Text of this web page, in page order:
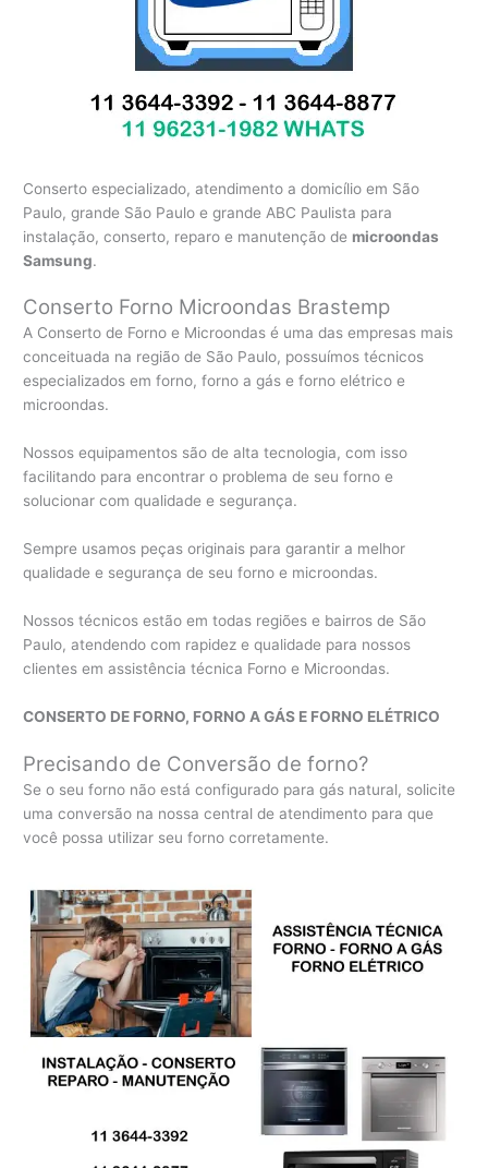
Conserto especializado, atendimento a domicílio em São
Paulo, grande São Paulo e grande ABC Paulista para
instalação, conserto, reparo e manutenção de microondas
Samsung.
Conserto Forno Microondas Brastemp
A Conserto de Forno e Microondas é uma das empresas mais
conceituada na região de São Paulo, possuímos técnicos
especializados em forno, forno a gás e forno elétrico e
microondas.
Nossos equipamentos são de alta tecnologia, com isso
facilitando para encontrar o problema de seu forno e
solucionar com qualidade e segurança.
Sempre usamos peças originais para garantir a melhor
qualidade e segurança de seu forno e microondas.
Nossos técnicos estão em todas regiões e bairros de São
Paulo, atendendo com rapidez e qualidade para nossos
clientes em assistência técnica Forno e Microondas.
CONSERTO DE FORNO, FORNO A GÁS E FORNO ELÉTRICO
Precisando de Conversão de forno?
Se o seu forno não está configurado para gás natural, solicite
uma conversão na nossa central de atendimento para que
você possa utilizar seu forno corretamente.